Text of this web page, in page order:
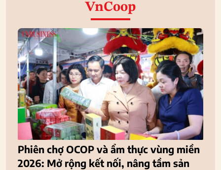
VnCoop
Phiên chợ OCOP và ẩm thực vùng miền
2026: Mở rộng kết nối, nâng tầm sản